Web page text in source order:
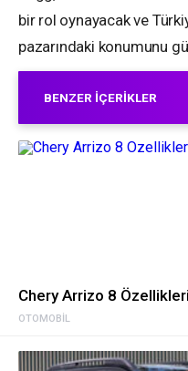
bir rol oynayacak ve
pazarındaki konumunu
BENZER İÇERIKLER
OTOMOBIL
Chery Arrizo 8